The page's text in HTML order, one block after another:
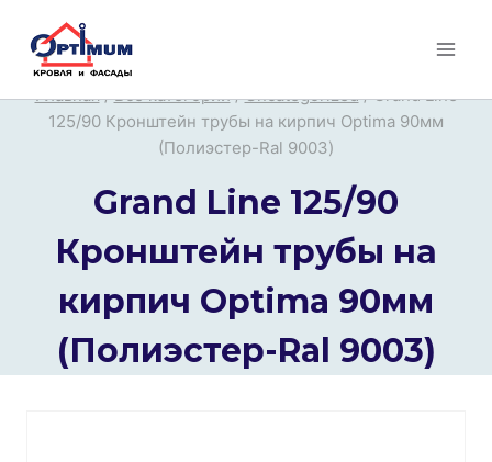
Перейти
Главная / Все категории / Uncategorized / Grand Line
125/90 Кронштейн трубы на кирпич Optima 90мм
(Полиэстер-Ral 9003)
Grand Line 125/90
Кронштейн трубы на
кирпич Optima 90мм
(Полиэстер-Ral 9003)